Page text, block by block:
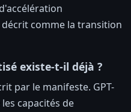
comme la transition
existe-t-il déjà ?
par le manifeste. GPT-
capacités de